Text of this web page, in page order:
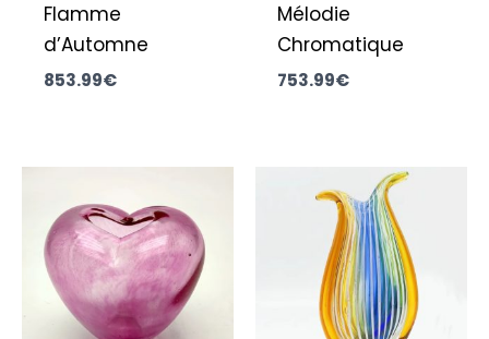
Flamme
d’Automne
853.99€
Mélodie
Chromatique
753.99€